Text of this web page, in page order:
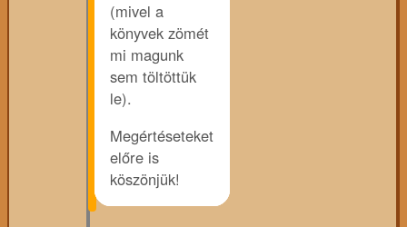
(mivel a
könyvek zömét
mi magunk
sem töltöttük
le).
Megértéseteket
előre is
köszönjük!